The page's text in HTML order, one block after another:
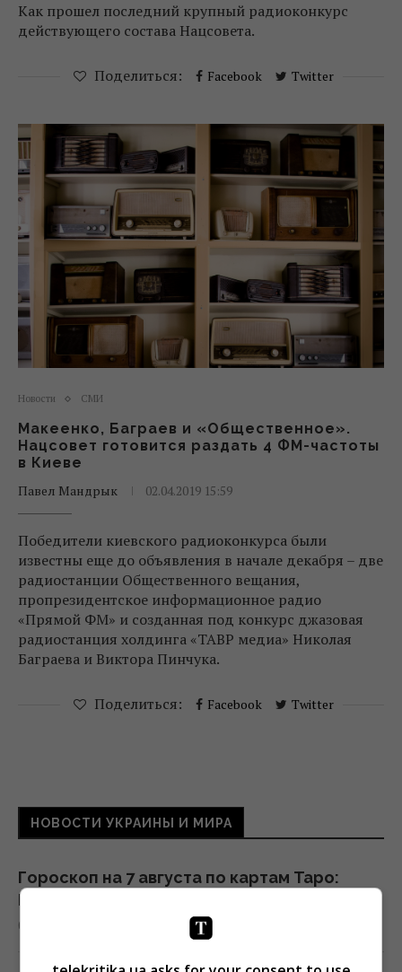
Как прошел последний крупный радиоконкурс
действующего состава Нацсовета.
Поделиться: Facebook Twitter
Новости СМИ
Макеенко, Баграев и «Общественное».
Нацсовет готовится раздать 4 ФМ-частоты
в Киеве
Павел Мандрык
02.04.2019 15:59
Победители киевского радиоконкурса были
известны еще до объявления в начале декабря – две
радиостанции Общественного вещания,
пропрезидентское информационное радио
«Прямой ФМ» и созданная под конкурс джазовая
радиостанция холдинга «ТАВР медиа» Николая
Баграева и Виктора Пинчука.
Поделиться: Facebook Twitter
НОВОСТИ УКРАИНЫ И МИРА
Гороскоп на 7 августа по картам Таро:
Водолеям - выбор, Близнецам - ускорение
07:20 пятница, 07 августа 2026